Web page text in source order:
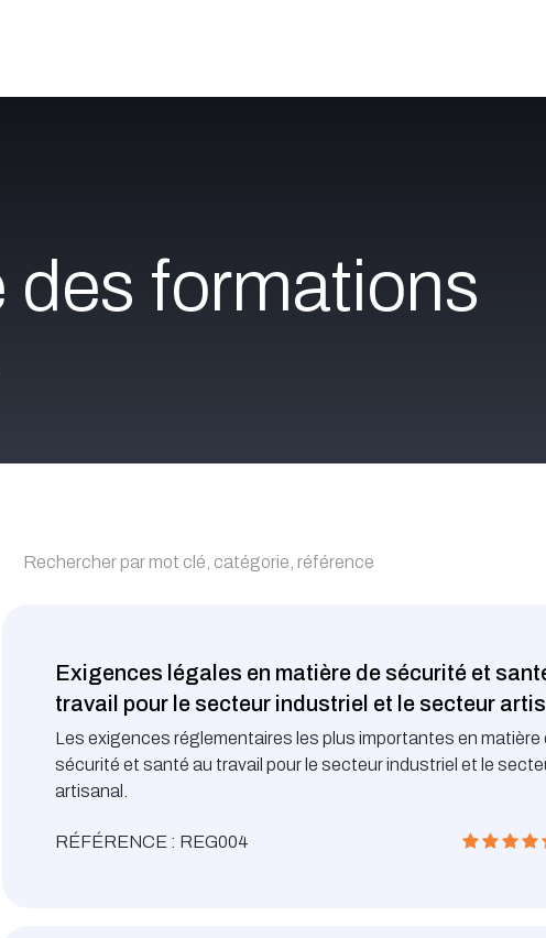
des formations
Exigences légales en matière de sécurité et
travail pour le secteur industriel et le secteur
Les exigences réglementaires les plus importantes en matière
sécurité et santé au travail pour le secteur industriel et le
artisanal.
RÉFÉRENCE : REG004